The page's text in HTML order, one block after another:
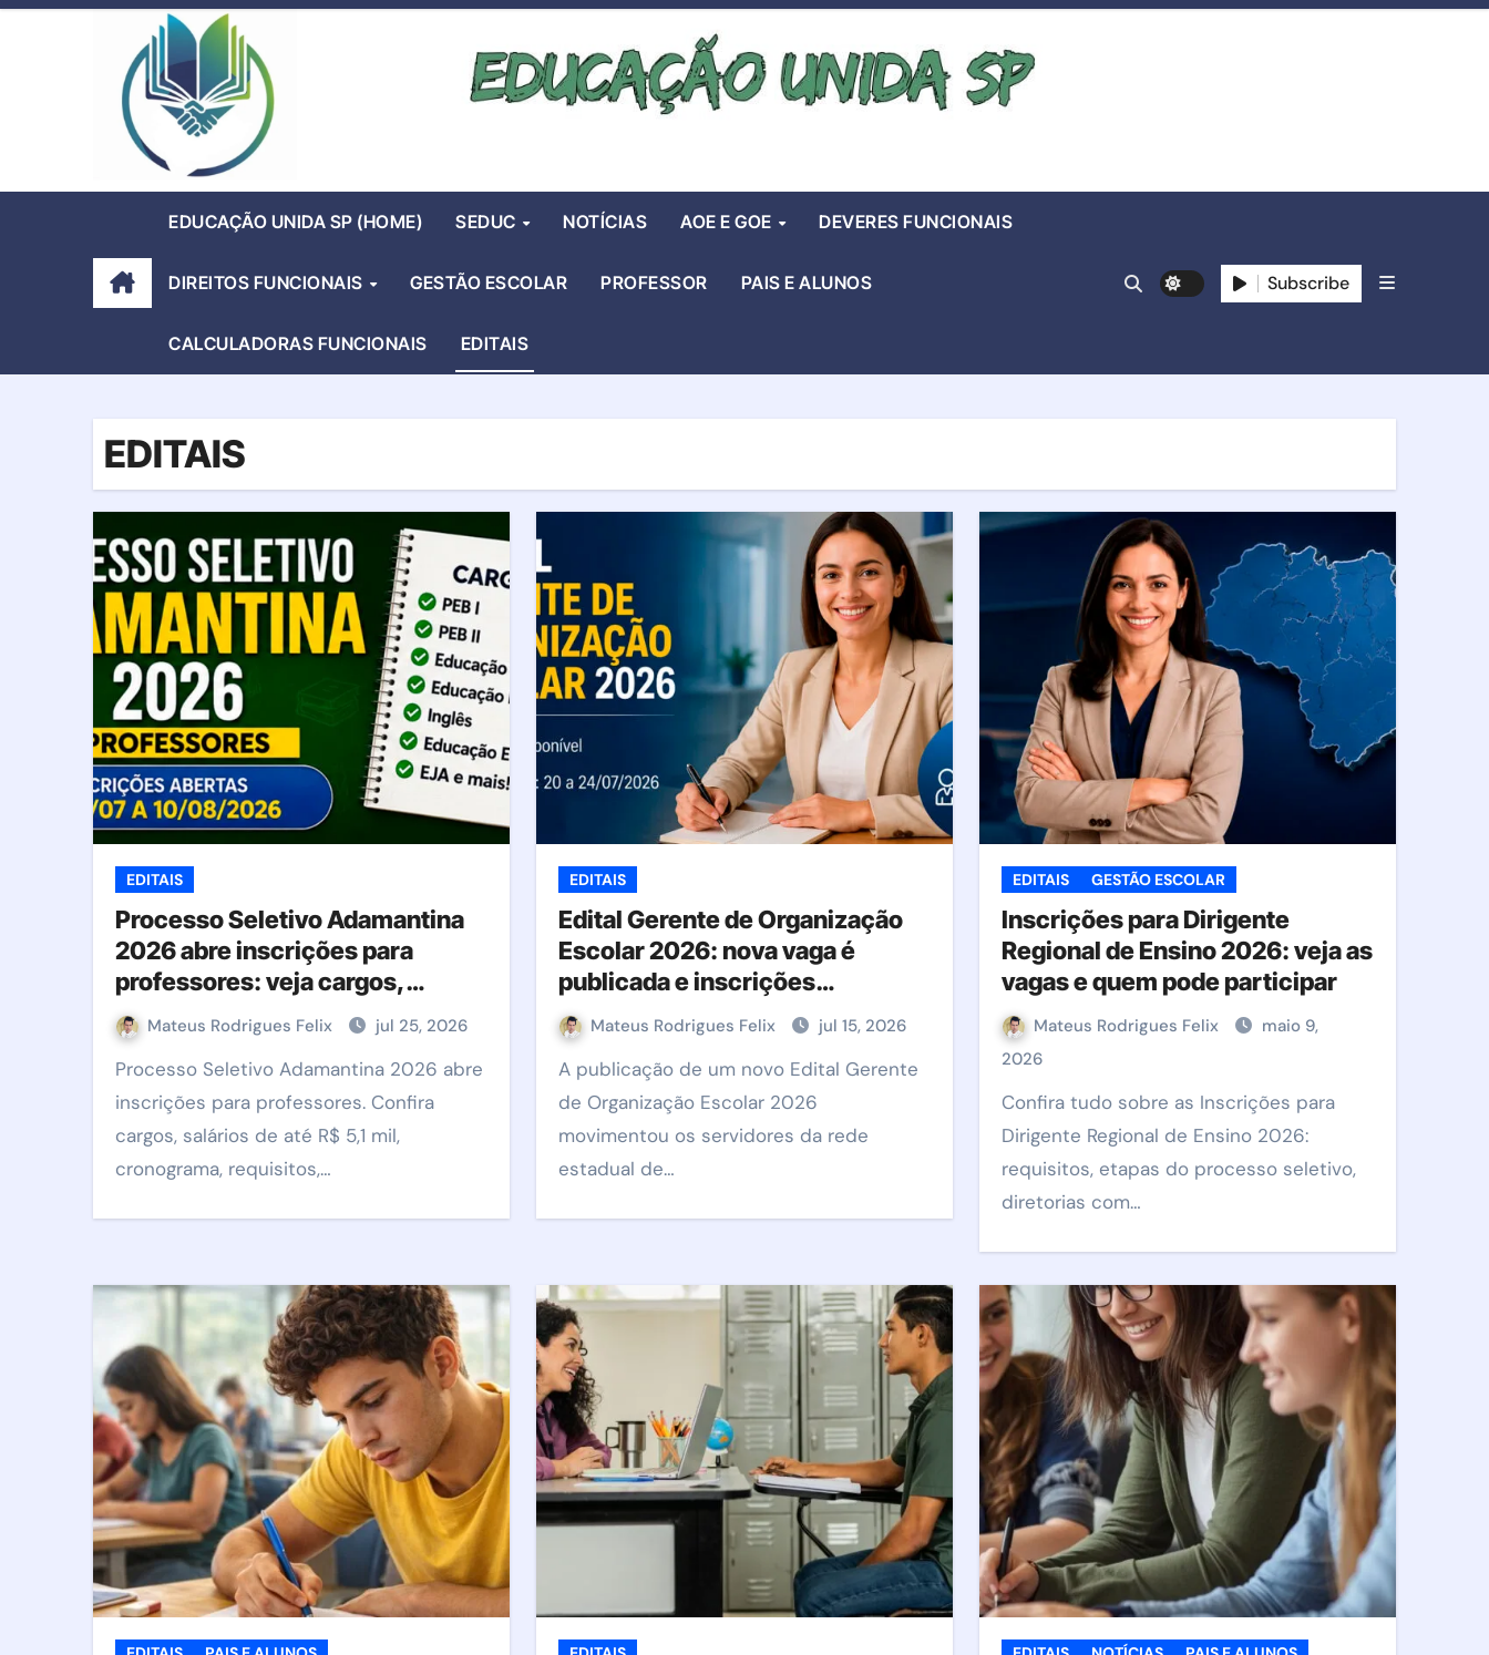
Skip
EDUCAÇÃO UNIDA SP (HOME) SEDUC NOTÍCIAS AOE E GOE DEVERES FUNCIONAIS
DIREITOS FUNCIONAIS GESTÃO ESCOLAR PROFESSOR PAIS E ALUNOS
CALCULADORAS FUNCIONAIS EDITAIS
Subscribe
EDITAIS
EDITAIS
Processo Seletivo Adamantina
2026 abre inscrições para
professores: veja cargos,
salários, datas e como
participar
Mateus Rodrigues Felix jul 25, 2026
Processo Seletivo Adamantina 2026 abre
inscrições para professores. Confira
cargos, salários de até R$ 5,1 mil,
cronograma, requisitos,…
EDITAIS
Edital Gerente de Organização
Escolar 2026: nova vaga é
publicada e inscrições
começam dia 20/07
Mateus Rodrigues Felix jul 15, 2026
A publicação de um novo Edital Gerente
de Organização Escolar 2026
movimentou os servidores da rede
estadual de…
EDITAIS GESTÃO ESCOLAR
Inscrições para Dirigente
Regional de Ensino 2026: veja as
vagas e quem pode participar
Mateus Rodrigues Felix
maio 9,
2026
Confira tudo sobre as Inscrições para
Dirigente Regional de Ensino 2026:
requisitos, etapas do processo seletivo,
diretorias com…